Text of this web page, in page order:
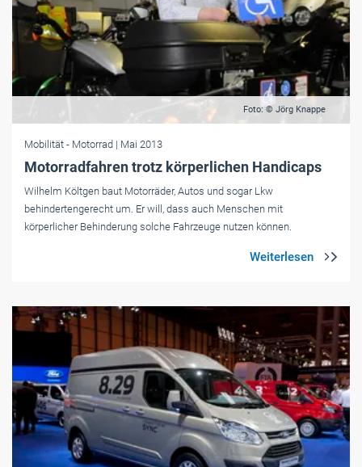
Foto: © Jörg Knappe
Mobilität - Motorrad | Mai 2013
Motorradfahren trotz körperlichen Handicaps
Wilhelm Költgen baut Motorräder, Autos und sogar Lkw
behindertengerecht um. Er will, dass auch Menschen mit
körperlicher Behinderung solche Fahrzeuge nutzen können.